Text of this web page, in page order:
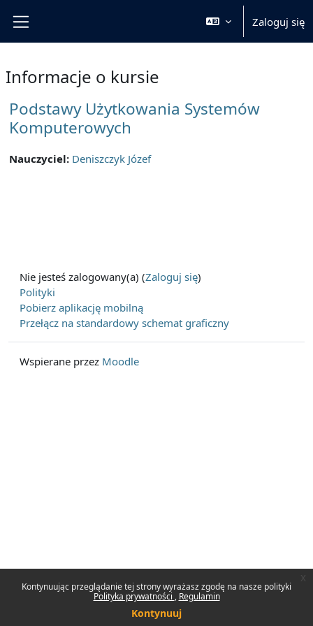
Kontynuując przeglądanie tej strony wyrażasz zgodę na nasze polityki
Polityka prywatności
Regulamin
Kontynuuj
Zaloguj się
Informacje o kursie
Podstawy Użytkowania Systemów
Komputerowych
Nauczyciel: Deniszczyk Józef
Nie jesteś zalogowany(a) (Zaloguj się)
Polityki
Pobierz aplikację mobilną
Przełącz na standardowy schemat graficzny
Wspierane przez Moodle